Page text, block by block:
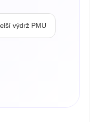
výdrž PMU